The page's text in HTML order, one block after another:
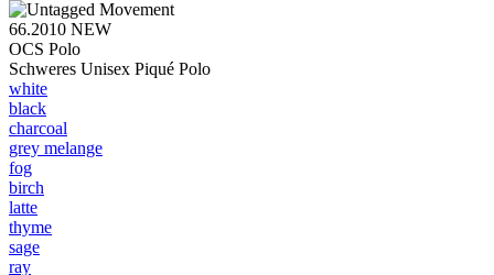
66.2010 NEW
OCS Polo
Schweres Unisex Piqué Polo
white
black
charcoal
grey melange
fog
birch
latte
thyme
sage
ray